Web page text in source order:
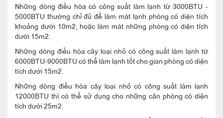
Những dòng điều hòa có công suất làm lạnh từ 3000BTU -
5000BTU thường chỉ đủ để làm mát lạnh phòng có diện tích
khoảng dưới 10m2, hoặc làm mát những phòng có diện tích
dưới 15m2.
Những dòng điều hòa cây loại nhỏ có công suất làm lạnh từ
6000BTU-9000BTU có thể làm lạnh tốt cho gian phòng có diện
tích dưới 15m2.
Những dòng điều hòa cây loại nhỏ có công suất làm lạnh
12000BTU thì có thể sử dụng cho những căn phòng có diện
tích dưới 25m2.